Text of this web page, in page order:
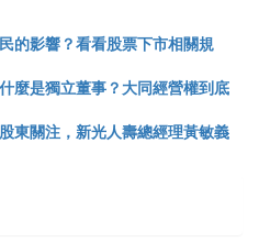
的影響？看看股票下市相關規
麼是獨立董事？大同經營權到底
東關注，新光人壽總經理黃敏義